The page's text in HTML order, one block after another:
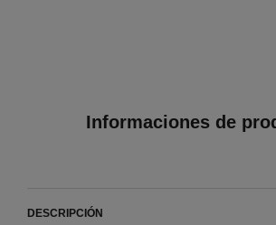
Informaciones de
DESCRIPCIÓN